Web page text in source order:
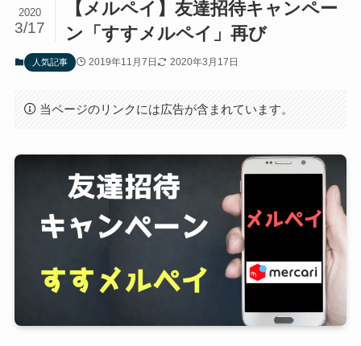
【メルペイ】友達招待キャンペー
ン「すすメルペイ」再び
2020
3/17
人気記事 2019年11月7日 2020年3月17日
当ページのリンクには広告が含まれています。